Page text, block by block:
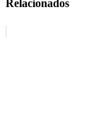
Relacionados